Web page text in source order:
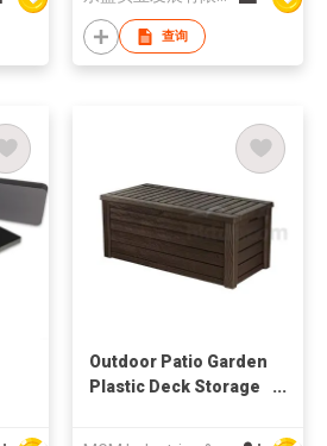
查询
Outdoor Patio Garden
Plastic Deck Storage